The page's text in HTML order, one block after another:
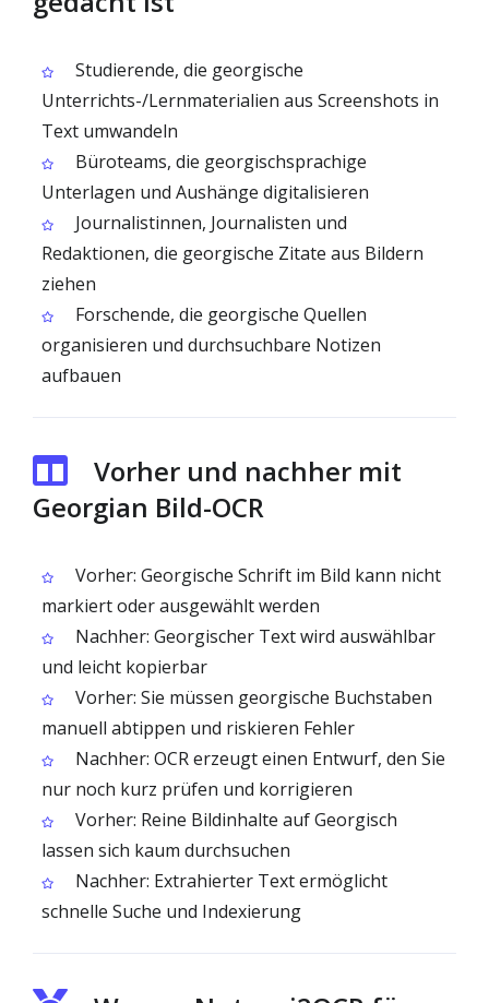
Studierende, die georgische
Unterrichts-/Lernmaterialien aus Screenshots in
Text umwandeln
Büroteams, die georgischsprachige
Unterlagen und Aushänge digitalisieren
Journalistinnen, Journalisten und
Redaktionen, die georgische Zitate aus Bildern
ziehen
Forschende, die georgische Quellen
organisieren und durchsuchbare Notizen
aufbauen
Vorher und nachher mit
Georgian Bild-OCR
Vorher: Georgische Schrift im Bild kann nicht
markiert oder ausgewählt werden
Nachher: Georgischer Text wird auswählbar
und leicht kopierbar
Vorher: Sie müssen georgische Buchstaben
manuell abtippen und riskieren Fehler
Nachher: OCR erzeugt einen Entwurf, den Sie
nur noch kurz prüfen und korrigieren
Vorher: Reine Bildinhalte auf Georgisch
lassen sich kaum durchsuchen
Nachher: Extrahierter Text ermöglicht
schnelle Suche und Indexierung